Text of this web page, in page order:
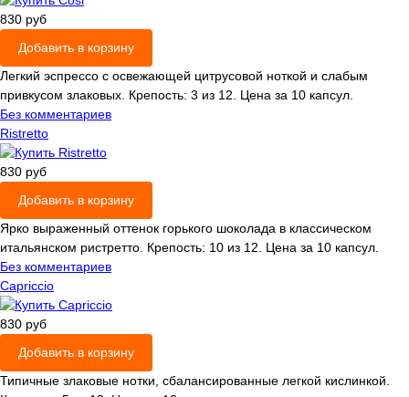
830 руб
Добавить в корзину
Легкий эспрессо с освежающей цитрусовой ноткой и слабым
привкусом злаковых. Крепость: 3 из 12. Цена за 10 капсул.
Без комментариев
Ristretto
830 руб
Добавить в корзину
Ярко выраженный оттенок горького шоколада в классическом
итальянском ристретто. Крепость: 10 из 12. Цена за 10 капсул.
Без комментариев
Capriccio
830 руб
Добавить в корзину
Типичные злаковые нотки, сбалансированные легкой кислинкой.